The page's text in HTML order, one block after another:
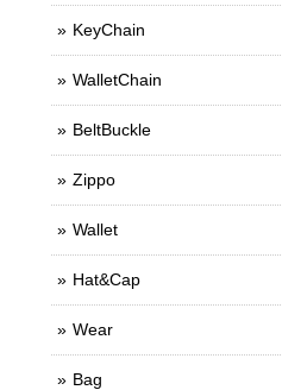
KeyChain
WalletChain
BeltBuckle
Zippo
Wallet
Hat&Cap
Wear
Bag